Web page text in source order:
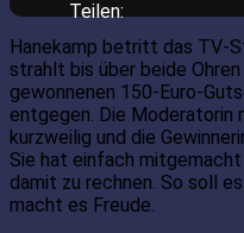
Teilen:
Hanekamp betritt das TV-
strahlt bis über beide
gewonnenen 150-Euro-
entgegen. Die Moderatorin
kurzweilig und die
Sie hat einfach
damit zu rechnen. So soll
macht es Freude.